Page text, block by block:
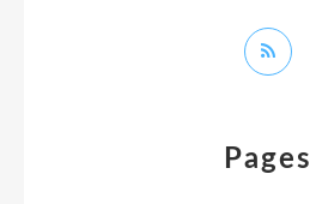
Pages